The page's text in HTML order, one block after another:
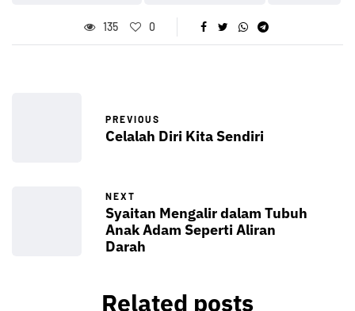
135 0
PREVIOUS
Celalah Diri Kita Sendiri
NEXT
Syaitan Mengalir dalam Tubuh
Anak Adam Seperti Aliran
Darah
Related posts